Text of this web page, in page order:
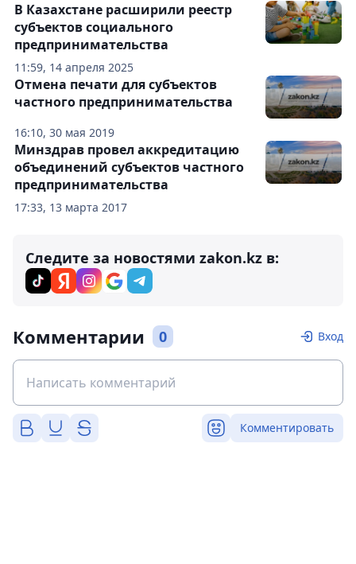
11:59, 14 апреля 2025
В Казахстане расширили реестр
субъектов социального
предпринимательства
16:10, 30 мая 2019
Отмена печати для субъектов
частного предпринимательства
17:33, 13 марта 2017
Минздрав провел аккредитацию
объединений субъектов частного
предпринимательства
Следите за новостями zakon.kz в:
Комментарии 0 Вход
Комментировать